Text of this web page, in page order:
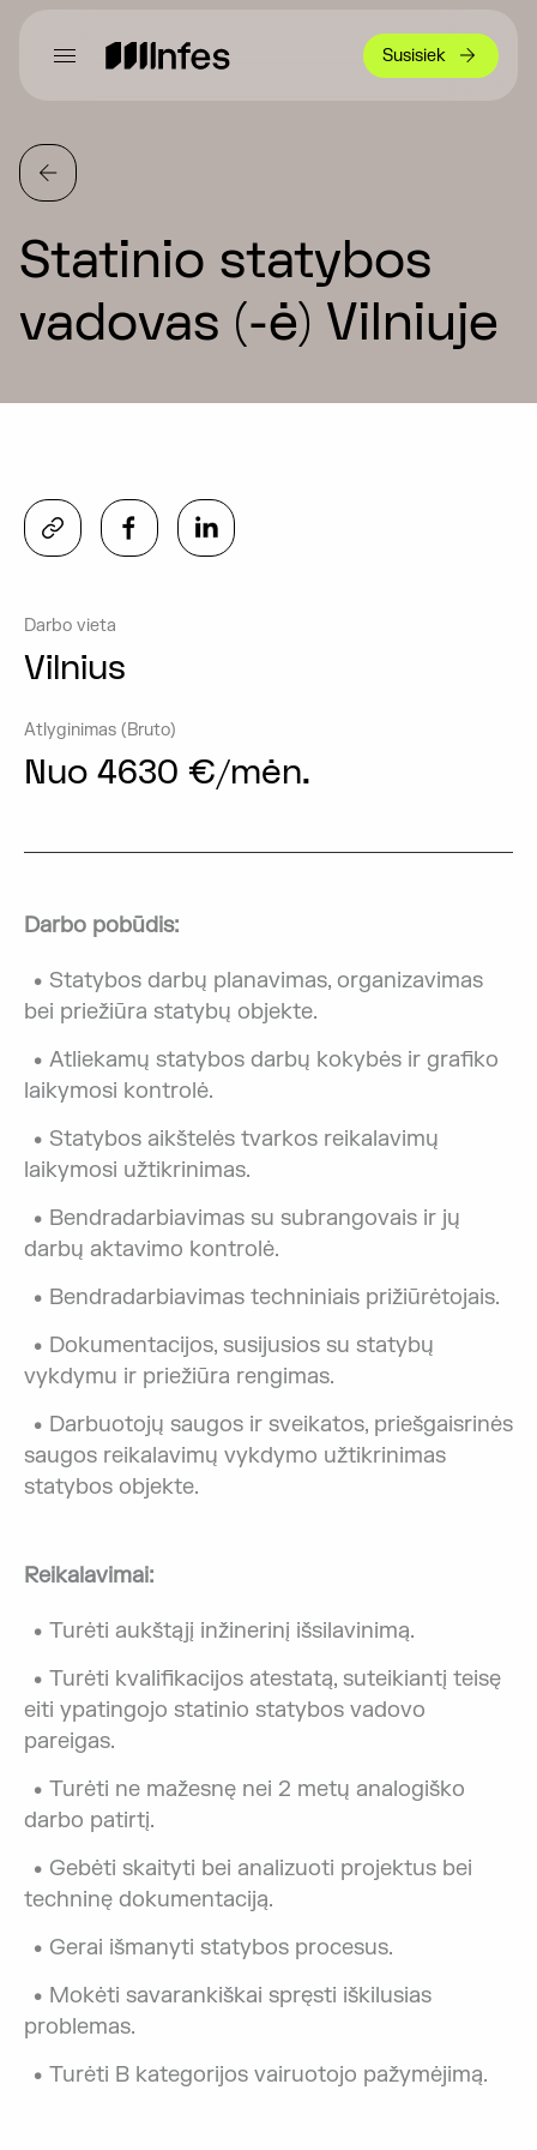
Susisiek
Statinio statybos
vadovas (-ė) Vilniuje
Darbo vieta
Vilnius
Atlyginimas (Bruto)
Nuo 4630 €/mėn.
Darbo pobūdis:
Statybos darbų planavimas, organizavimas
bei priežiūra statybų objekte.
Atliekamų statybos darbų kokybės ir grafiko
laikymosi kontrolė.
Statybos aikštelės tvarkos reikalavimų
laikymosi užtikrinimas.
Bendradarbiavimas su subrangovais ir jų
darbų aktavimo kontrolė.
Bendradarbiavimas techniniais prižiūrėtojais.
Dokumentacijos, susijusios su statybų
vykdymu ir priežiūra rengimas.
Darbuotojų saugos ir sveikatos, priešgaisrinės
saugos reikalavimų vykdymo užtikrinimas
statybos objekte.
Reikalavimai:
Turėti aukštąjį inžinerinį išsilavinimą.
Turėti kvalifikacijos atestatą, suteikiantį teisę
eiti ypatingojo statinio statybos vadovo
pareigas.
Turėti ne mažesnę nei 2 metų analogiško
darbo patirtį.
Gebėti skaityti bei analizuoti projektus bei
techninę dokumentaciją.
Gerai išmanyti statybos procesus.
Mokėti savarankiškai spręsti iškilusias
problemas.
Turėti B kategorijos vairuotojo pažymėjimą.